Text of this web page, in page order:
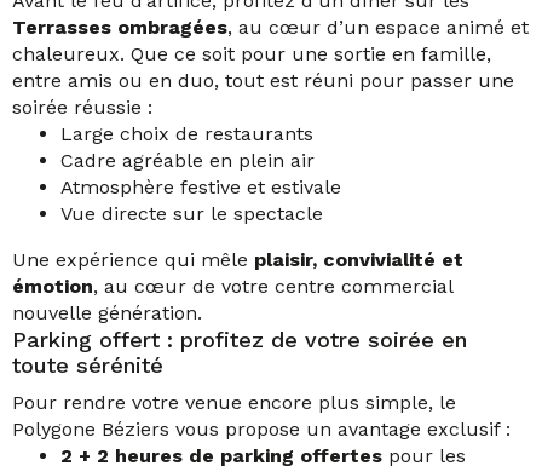
Terrasses ombragées, au cœur d’un espace animé et
chaleureux. Que ce soit pour une sortie en famille,
entre amis ou en duo, tout est réuni pour passer une
soirée réussie :
Large choix de restaurants
Cadre agréable en plein air
Atmosphère festive et estivale
Vue directe sur le spectacle
Une expérience qui mêle plaisir, convivialité et
émotion, au cœur de votre centre commercial
nouvelle génération.
Parking offert : profitez de votre soirée en
toute sérénité
Pour rendre votre venue encore plus simple, le
Polygone Béziers vous propose un avantage exclusif :
2 + 2 heures de parking offertes pour les